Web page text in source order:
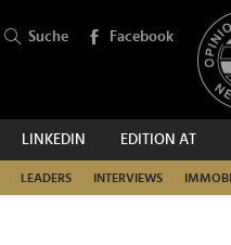
Suche Facebook
LINKEDIN EDITION AT
LEADERS INTERVIEWS
SUCHEN